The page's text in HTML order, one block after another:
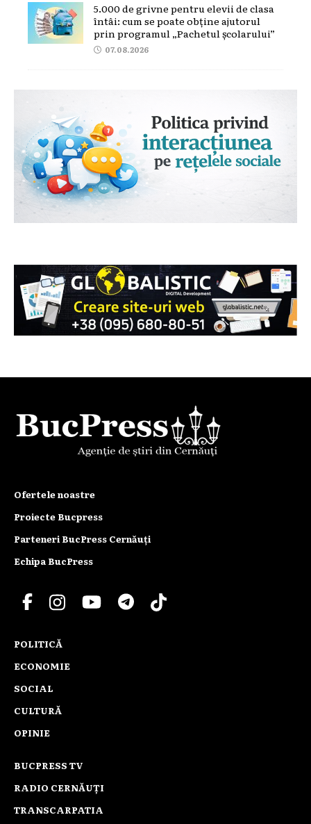
5.000 de grivne pentru elevii de clasa
întâi: cum se poate obține ajutorul
prin programul „Pachetul școlarului”
07.08.2026
Ofertele noastre
Proiecte Bucpress
Parteneri BucPress Cernăuți
Echipa BucPress
POLITICĂ
ECONOMIE
SOCIAL
CULTURĂ
OPINIE
BUCPRESS TV
RADIO CERNĂUȚI
TRANSCARPATIA